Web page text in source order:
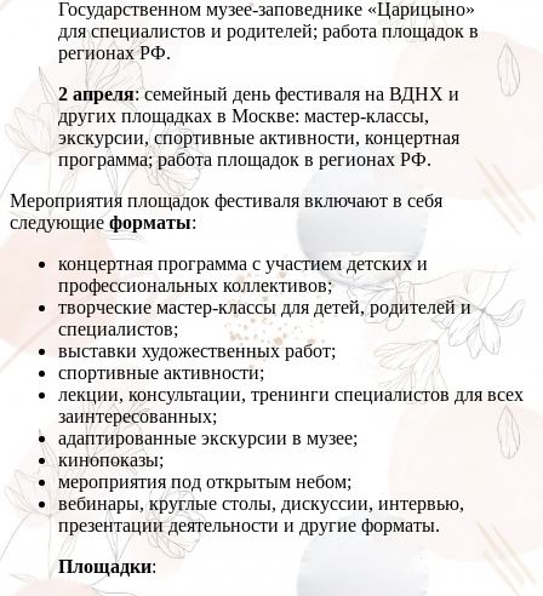
Государственном музее-заповеднике «Царицыно»
для специалистов и родителей; работа площадок в
регионах РФ.
2 апреля: семейный день фестиваля на ВДНХ и
других площадках в Москве: мастер-классы,
экскурсии, спортивные активности, концертная
программа; работа площадок в регионах РФ.
Мероприятия площадок фестиваля включают в себя
следующиеформаты:
концертная программа с участием детских и
профессиональных коллективов;
творческие мастер-классы для детей, родителей и
специалистов;
выставки художественных работ;
спортивные активности;
лекции, консультации, тренинги специалистов для всех
заинтересованных;
адаптированные экскурсии в музее;
кинопоказы;
мероприятия под открытым небом;
вебинары, круглые столы, дискуссии, интервью,
презентации деятельности и другие форматы.
Площадки: